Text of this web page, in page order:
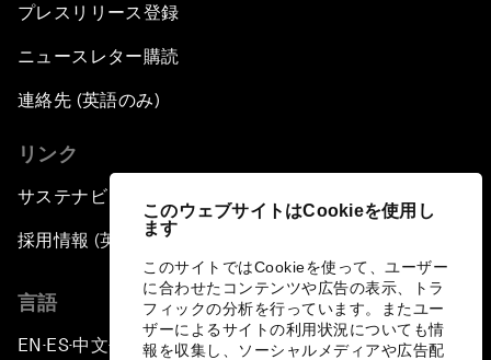
このウェブサイトはCookieを使用し
ます
このサイトではCookieを使って、ユーザー
に合わせたコンテンツや広告の表示、トラ
フィックの分析を行っています。またユー
ザーによるサイトの利用状況についても情
報を収集し、ソーシャルメディアや広告配
プレスリリース登録
ニュースレター購読
連絡先 (英語のみ)
リンク
サステナビリティへの取り組み
採用情報 (英語のみ)
言語
EN ▪ES▪中文▪ 日本語